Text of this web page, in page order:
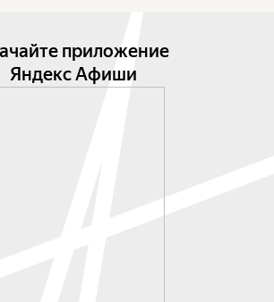
приложение
Яндекс Афиши